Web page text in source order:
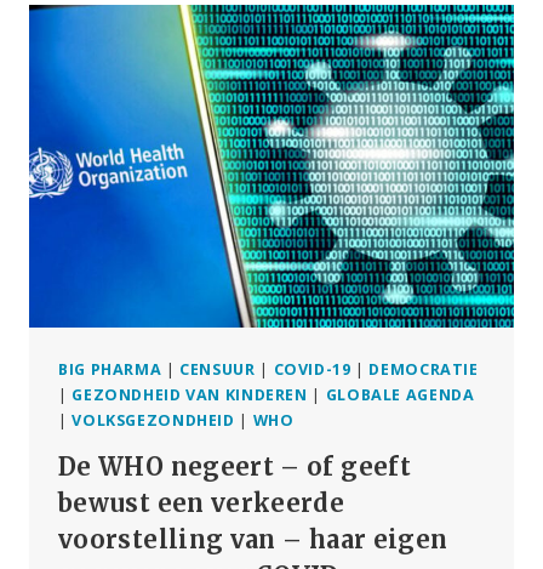
OVERWINNING
VOOR
FARMACEUTISCHE
INDUSTRIE
EN
EEN
BEDREIGING
VOLKSGEZONDHEID
BIG PHARMA | CENSUUR | COVID-19 | DEMOCRATIE
| GEZONDHEID VAN KINDEREN | GLOBALE AGENDA
|VOLKSGEZONDHEID | WHO
De WHO negeert – of geeft
bewust een verkeerde
voorstelling van – haar eigen